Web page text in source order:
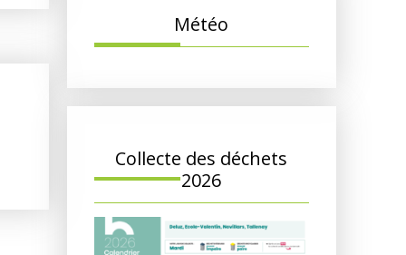
Météo
Collecte des déchets
2026